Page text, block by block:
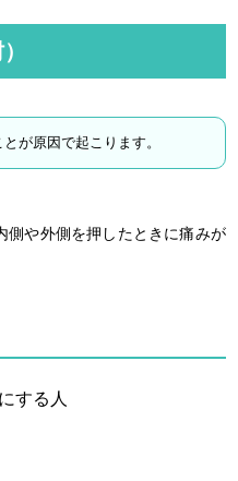
が原因で起こります。
側や外側を押したときに痛みが
する人